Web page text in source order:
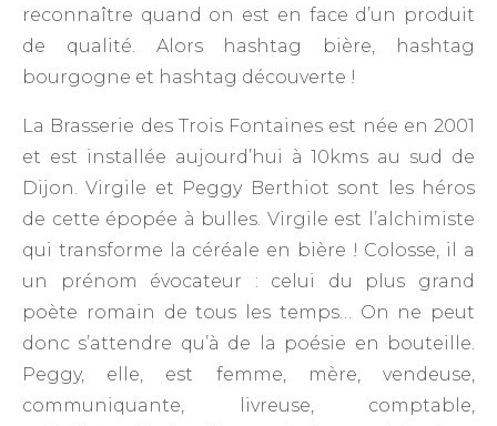
reconnaître quand on est en face d’un produit
de qualité. Alors hashtag bière, hashtag
bourgogne et hashtag découverte !
La Brasserie des Trois Fontaines est née en 2001
et est installée aujourd’hui à 10kms au sud de
Dijon. Virgile et Peggy Berthiot sont les héros
de cette épopée à bulles. Virgile est l’alchimiste
qui transforme la céréale en bière ! Colosse, il a
un prénom évocateur : celui du plus grand
poète romain de tous les temps… On ne peut
donc s’attendre qu’à de la poésie en bouteille.
Peggy, elle, est femme, mère, vendeuse,
communiquante, livreuse, comptable,